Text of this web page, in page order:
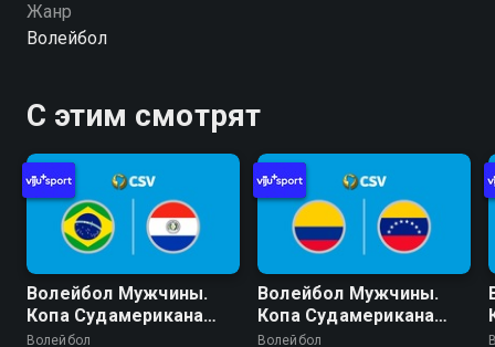
Жанр
Волейбол
С этим смотрят
Волейбол Мужчины.
Копа Судамерикана
2026 (Кочабамба,
Волейбол
Волейбол Мужчины.
Копа Судамерикана
2026 (Кочабамба,
Волейбол